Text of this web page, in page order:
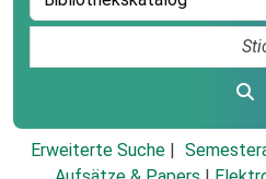
Erweiterte Suche